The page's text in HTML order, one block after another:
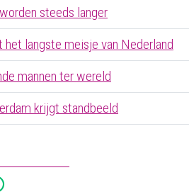
steeds langer
het langste meisje van Nederland
mannen ter wereld
krijgt standbeeld
WhatsApp